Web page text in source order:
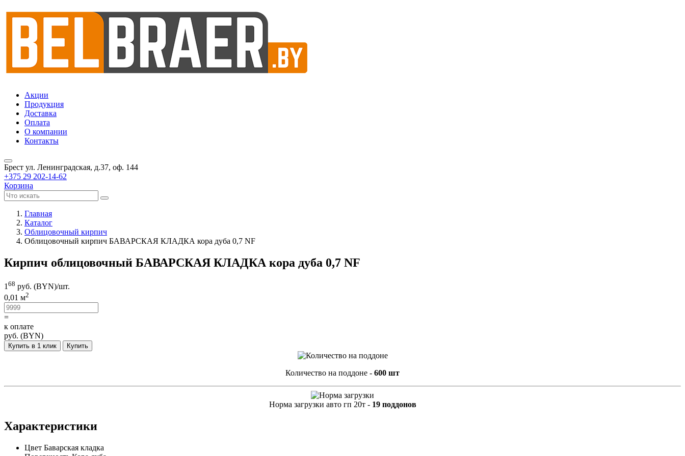
Акции
Продукция
Доставка
Оплата
О компании
Контакты
Брест ул. Ленинградская, д.37, оф. 144
+375 29 202-14-62
Корзина
Главная
Каталог
Облицовочный кирпич
Облицовочный кирпич БАВАРСКАЯ КЛАДКА кора дуба 0,7 NF
Кирпич облицовочный БАВАРСКАЯ КЛАДКА кора дуба 0,7 NF
1 68 руб. (BYN)/шт.
0,01 м2
=
к оплате
руб. (BYN)
Купить в 1 клик Купить
Количество на поддоне - 600 шт
Норма загрузки авто гп 20т - 19 поддонов
Характеристики
Цвет Баварская кладка